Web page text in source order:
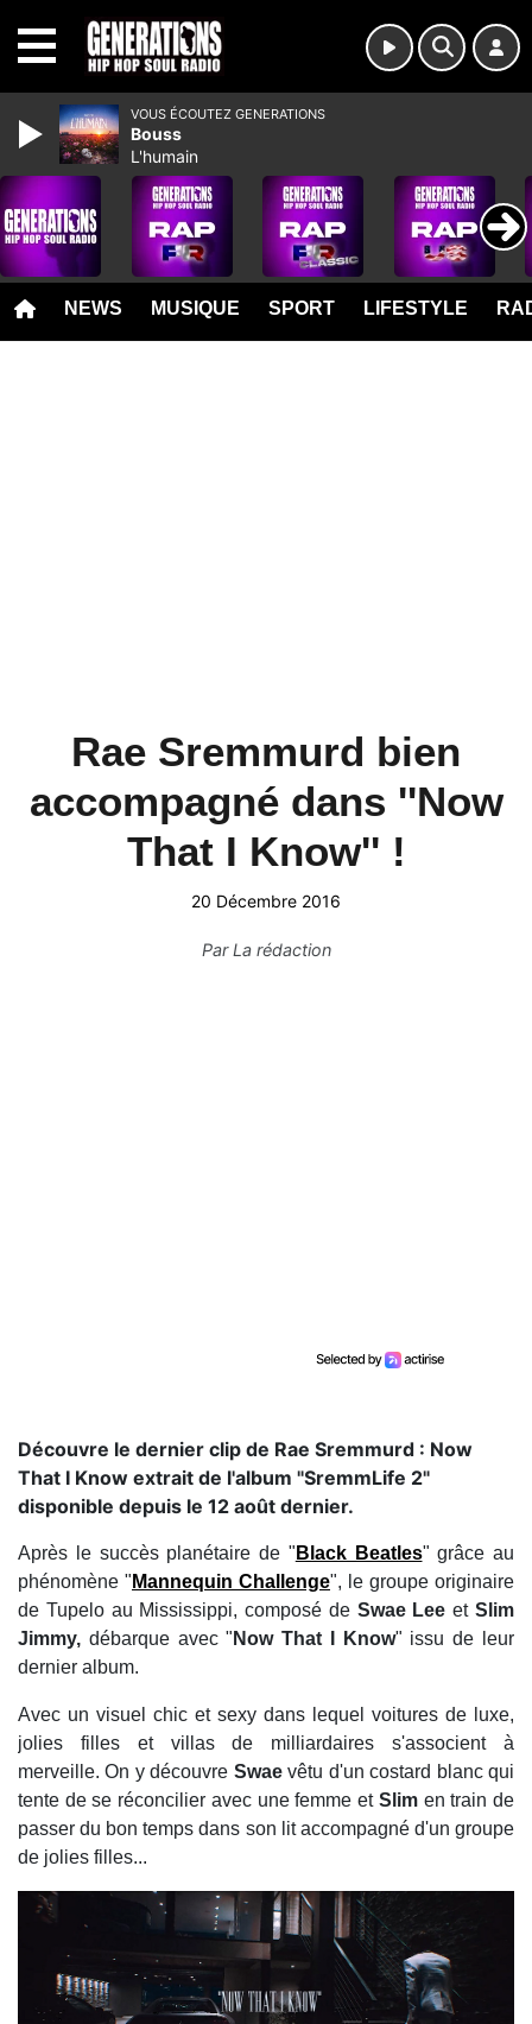
NEWS MUSIQUE SPORT LIFESTYLE
Rae Sremmurd bien
accompagné dans ''Now
That I Know'' !
20 Décembre 2016
ParLa rédaction
Découvre le dernier clip de Rae Sremmurd : Now
That I Know extrait de l'album "SremmLife 2"
disponible depuis le 12 août dernier.
Après le succès planétaire de " Black Beatles" grâce au
phénomène " Mannequin Challenge", le groupe originaire
de Tupelo au Mississippi, composé deSwae Lee etSlim
Jimmy, débarque avec " Now That I Know" issu de leur
dernier album.
Avec un visuel chic et sexy dans lequel voitures de luxe,
jolies filles et villas de milliardaires s'associent à
merveille. On y découvre Swaevêtu d'un costard blanc qui
tente de se réconcilier avec une femme et Slimen train de
passer du bon temps dans son lit accompagné d'un groupe
de jolies filles...
VOUS ÉCOUTEZ GENERATIONS
Bouss
L'humain